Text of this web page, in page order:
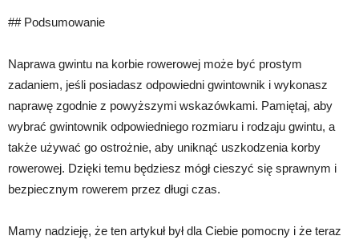
## Podsumowanie
Naprawa gwintu na korbie rowerowej może być prostym
zadaniem, jeśli posiadasz odpowiedni gwintownik i wykonasz
naprawę zgodnie z powyższymi wskazówkami. Pamiętaj, aby
wybrać gwintownik odpowiedniego rozmiaru i rodzaju gwintu, a
także używać go ostrożnie, aby uniknąć uszkodzenia korby
rowerowej. Dzięki temu będziesz mógł cieszyć się sprawnym i
bezpiecznym rowerem przez długi czas.
Mamy nadzieję, że ten artykuł był dla Ciebie pomocny i że teraz